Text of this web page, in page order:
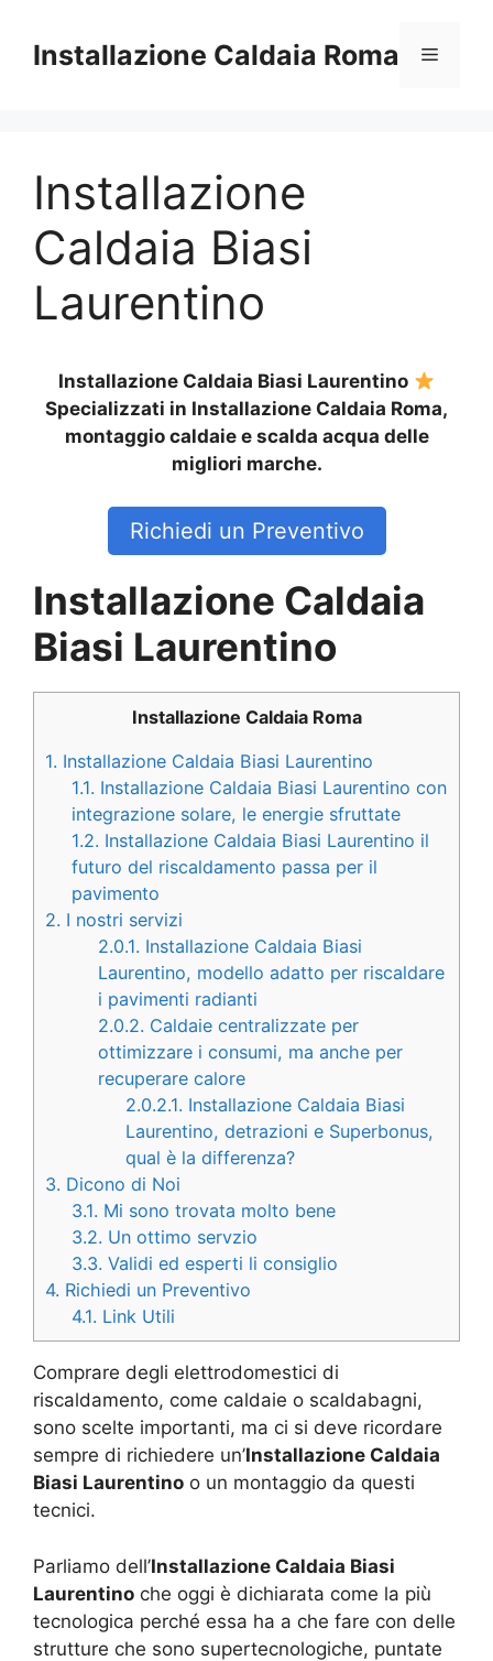
contenuto
Installazione Caldaia Roma Menu
Installazione
Caldaia Biasi
Laurentino
Installazione Caldaia Biasi Laurentino
Specializzati in Installazione Caldaia Roma,
montaggio caldaie e scalda acqua delle
migliori marche.
Richiedi un Preventivo
Installazione Caldaia
Biasi Laurentino
Installazione Caldaia Roma
1. Installazione Caldaia Biasi Laurentino
1.1. Installazione Caldaia Biasi Laurentino con
integrazione solare, le energie sfruttate
1.2. Installazione Caldaia Biasi Laurentino il
futuro del riscaldamento passa per il
pavimento
2. I nostri servizi
2.0.1. Installazione Caldaia Biasi
Laurentino, modello adatto per riscaldare
i pavimenti radianti
2.0.2. Caldaie centralizzate per
ottimizzare i consumi, ma anche per
recuperare calore
2.0.2.1. Installazione Caldaia Biasi
Laurentino, detrazioni e Superbonus,
qual è la differenza?
3. Dicono di Noi
3.1. Mi sono trovata molto bene
3.2. Un ottimo servzio
3.3. Validi ed esperti li consiglio
4. Richiedi un Preventivo
4.1. Link Utili
Comprare degli elettrodomestici di
riscaldamento, come caldaie o scaldabagni,
sono scelte importanti, ma ci si deve ricordare
sempre di richiedere un’Installazione Caldaia
Biasi Laurentino o un montaggio da questi
tecnici.
Parliamo dell’Installazione Caldaia Biasi
Laurentino che oggi è dichiarata come la più
tecnologica perché essa ha a che fare con delle
strutture che sono supertecnologiche, puntate